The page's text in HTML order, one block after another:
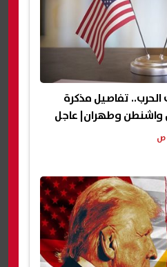
تفاصيل مذكرة
واشنطن وطهران| عاجل